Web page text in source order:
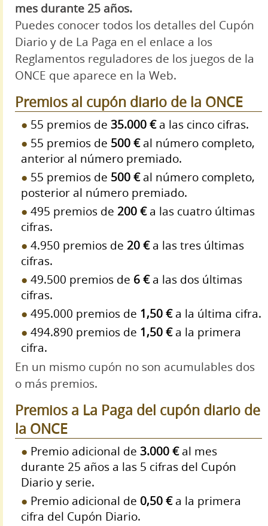
mes durante 25 años.
Puedes conocer todos los detalles del Cupón
Diario y de La Paga en el enlace a los
Reglamentos reguladores de los juegos de la
ONCE que aparece en la Web.
Premios al cupón diario de la ONCE
55 premios de 35.000 €a las cinco cifras.
55 premios de 500 €al número completo,
anterior al número premiado.
55 premios de 500 €al número completo,
posterior al número premiado.
495 premios de 200 €a las cuatro últimas
cifras.
4.950 premios de 20 €a las tres últimas
cifras.
49.500 premios de 6 €a las dos últimas
cifras.
495.000 premios de 1,50 €a la última cifra.
494.890 premios de 1,50 €a la primera
cifra.
En un mismo cupón no son acumulables dos
o más premios.
Premios a La Paga del cupón diario de
la ONCE
Premio adicional de 3.000 €al mes
durante 25 años a las 5 cifras del Cupón
Diario y serie.
Premio adicional de 0,50 €a la primera
cifra del Cupón Diario.